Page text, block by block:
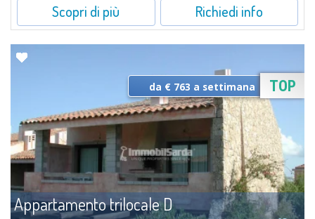
Scopri di più Richiedi info
Appartamento trilocale D
TOP
da € 763 a settimana